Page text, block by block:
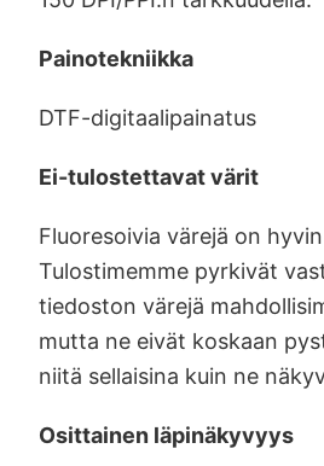
Painotekniikka
DTF-digitaalipainatus
Ei-tulostettavat värit
Fluoresoivia värejä on
Tulostimemme pyrkivät
tiedoston värejä
mutta ne eivät koskaan
niitä sellaisina kuin ne
Osittainen läpinäkyvyys